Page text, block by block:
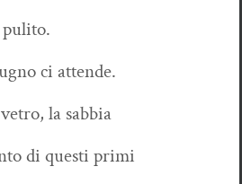
ci attende.
la sabbia
di questi primi